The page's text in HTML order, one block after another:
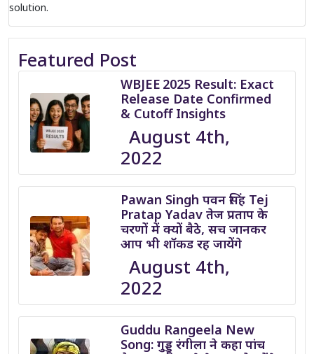
solution.
Featured Post
WBJEE 2025 Result: Exact
Release Date Confirmed
& Cutoff Insights
August 4th,
2022
Pawan Singh पवन सिंह Tej
Pratap Yadav तेज प्रताप के
चरणों में क्यों बैठे, सच जानकर
आप भी शॉकड रह जायेंगे
August 4th,
2022
Guddu Rangeela New
Song: गुड्डू रंगीला ने कहा पांच